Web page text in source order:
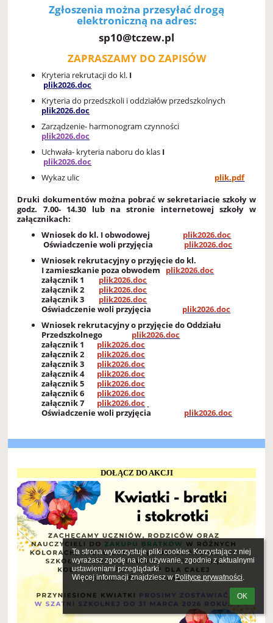
Ta strona wykorzystuje pliki cookies. Korzystając z niej
wyrażasz zgodę na ich używanie, zgodnie z aktualnymi
ustawieniami przeglądarki.
Więcej informacji znajdziesz w Polityce prywatności.
OK
Zgłoszenia można przesyłać drogą
elektroniczną na adres:
sp10@tczew.pl
ZAPRASZAMY DO ZAPISÓW
Kryteria rekrutacji do kl. I
plik2026.doc
Kryteria do przedszkoli i oddziałów przedszkolnych
plik2026.doc
Zarządzenie- harmonogram czynności
plik2026.doc
Uchwała- kryteria naboru do klas I
plik2026.doc
Wykaz ulic plik.pdf
Druki dokumentów można pobrać w sekretariacie szkoły w
godz. 7.00- 14.30 lub na stronie internetowej szkoły w
załącznikach:
Wniosek do kl. I obwodowej
plik2026.doc
Oświadczenie woli przyjęcia
plik2026.doc
Wniosek rekrutacyjny o przyjęcie do kl.
I zamieszkanie poza obwodem plik2026.doc
załącznik 1
plik2026.doc
załącznik 2 plik2026.doc
załącznik 3
plik2026.doc
Oświadczenie woli przyjęcia
plik2026.doc
Wniosek rekrutacyjny o przyjęcie do Oddziału
Przedszkolnego
plik2026.doc
załącznik 1
plik2026.doc
załącznik 2
plik2026.doc
załącznik 3
plik2026.doc
załącznik 4
plik2026.doc
załącznik 5
plik2026.doc
załącznik 6
plik2026.doc
załącznik 7
plik2026.doc
Oświadczenie woli przyjęcia
plik2026.doc
DOŁĄCZ DO AKCJI